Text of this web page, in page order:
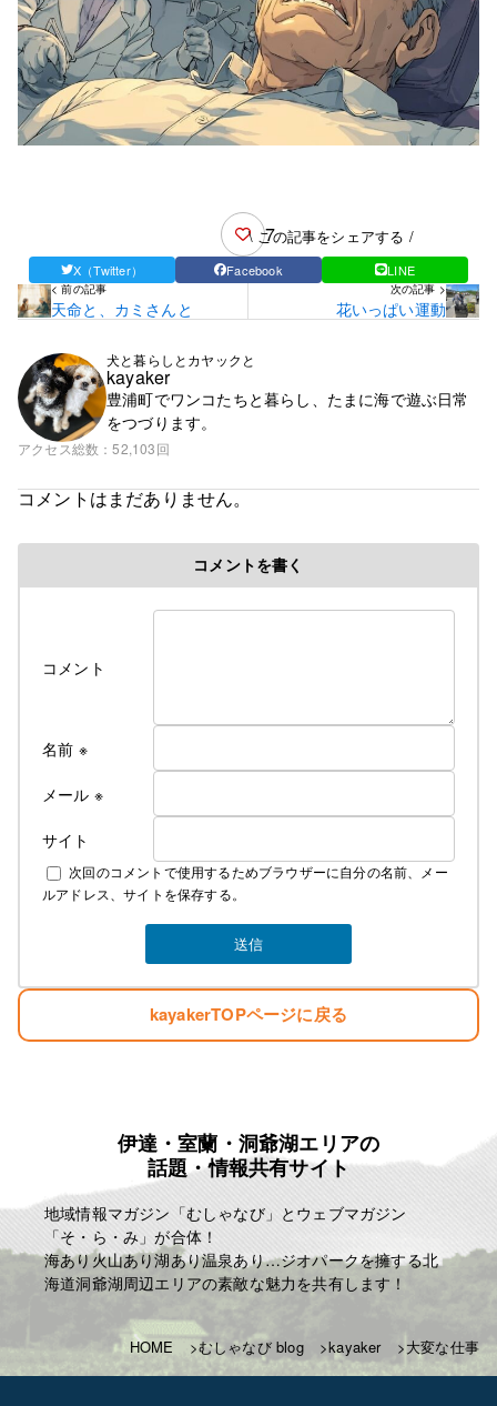
7
\ この記事をシェアする /
X（Twitter） Facebook LINE
< 前の記事
天命と、カミさんと
次の記事 >
花いっぱい運動
犬と暮らしとカヤックと
kayaker
豊浦町でワンコたちと暮らし、たまに海で遊ぶ日常
をつづります。
アクセス総数 52,103回
コメントはまだありません。
コメントを書く
コメント
名前 ※
メール ※
サイト
次回のコメントで使用するためブラウザーに自分の名前、メー
ルアドレス、サイトを保存する。
kayakerTOPページに戻る
伊達・室蘭・洞爺湖エリアの
話題・情報共有サイト
地域情報マガジン「むしゃなび」とウェブマガジン
「そ・ら・み」が合体！
海あり火山あり湖あり温泉あり…ジオパークを擁する北
海道洞爺湖周辺エリアの素敵な魅力を共有します！
HOME むしゃなび blog kayaker 大変な仕事